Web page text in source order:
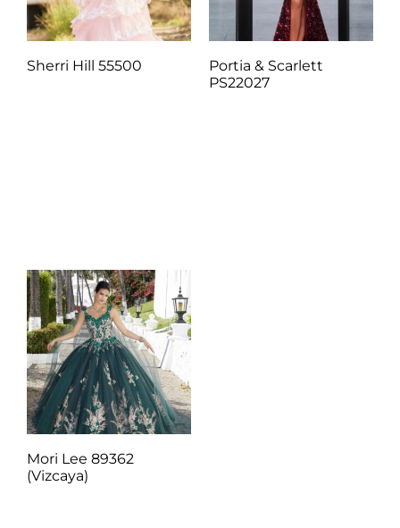
Sherri Hill 55500
Portia & Scarlett
PS22027
Mori Lee 89362
(Vizcaya)